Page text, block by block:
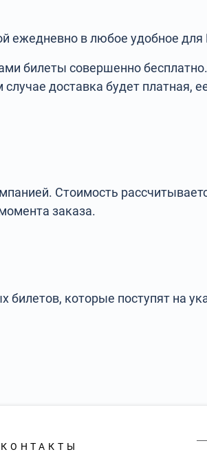
ежедневно в любое удобное для
билеты совершенно
доставка будет платная,
Стоимость
заказа.
которые поступят на
КОНТАКТЫ